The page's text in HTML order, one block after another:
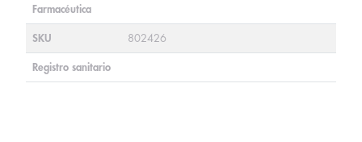
Farmacéutica
SKU 802426
Registro sanitario